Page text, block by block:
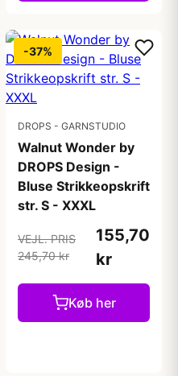
-37%
DROPS - GARNSTUDIO
Walnut Wonder by
DROPS Design -
Bluse Strikkeopskrift
str. S - XXXL
VEJL. PRIS
245,70 kr
155,70
kr
Køb her